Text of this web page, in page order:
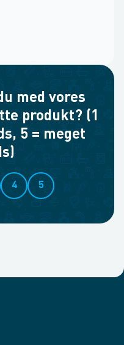
med vores
produkt? (1
5 = meget
4 5